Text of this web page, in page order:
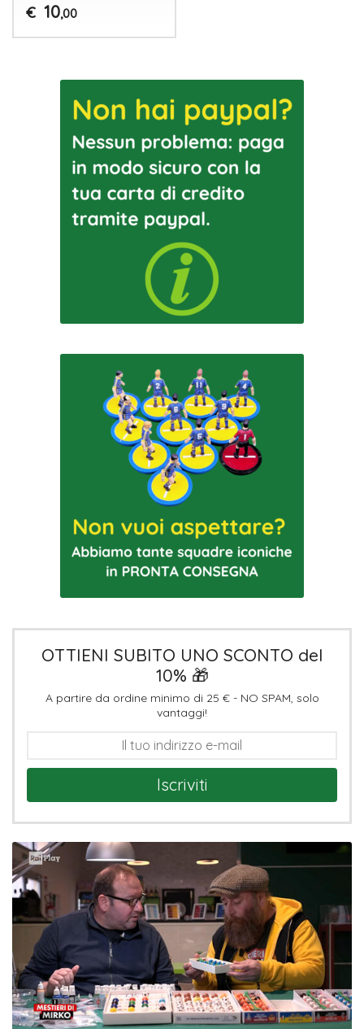
€ 10,00
OTTIENI SUBITO UNO SCONTO del
10% 🎁
A partire da ordine minimo di 25 € - NO SPAM, solo
vantaggi!
Iscriviti